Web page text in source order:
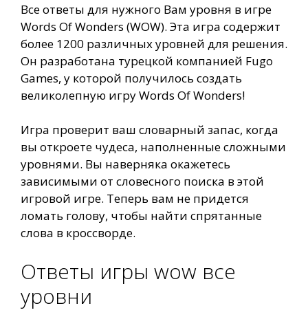
Все ответы для нужного Вам уровня в игре
Words Of Wonders (WOW). Эта игра содержит
более 1200 различных уровней для решения.
Он разработана турецкой компанией Fugo
Games, у которой получилось создать
великолепную игру Words Of Wonders!
Игра проверит ваш словарный запас, когда
вы откроете чудеса, наполненные сложными
уровнями. Вы наверняка окажетесь
зависимыми от словесного поиска в этой
игровой игре. Теперь вам не придется
ломать голову, чтобы найти спрятанные
слова в кроссворде.
Ответы игры wow все
уровни